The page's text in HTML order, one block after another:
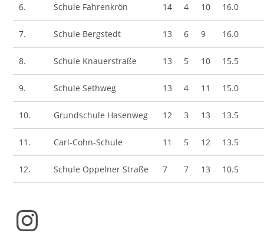
6. Schule Fahrenkrön 14 4 10 16.0
7. Schule Bergstedt 13 6 9 16.0
8. Schule Knauerstraße 13 5 10 15.5
9. Schule Sethweg 13 4 11 15.0
10. Grundschule Hasenweg 12 3 13 13.5
11. Carl-Cohn-Schule 11 5 12 13.5
12. Schule Oppelner Straße 7 7 13 10.5
Instagram